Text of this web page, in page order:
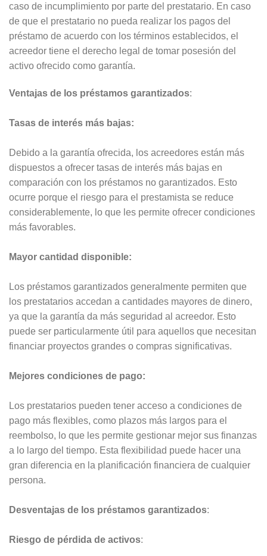
caso de incumplimiento por parte del prestatario. En caso
de que el prestatario no pueda realizar los pagos del
préstamo de acuerdo con los términos establecidos, el
acreedor tiene el derecho legal de tomar posesión del
activo ofrecido como garantía.
Ventajas de los préstamos garantizados:
Tasas de interés más bajas:
Debido a la garantía ofrecida, los acreedores están más
dispuestos a ofrecer tasas de interés más bajas en
comparación con los préstamos no garantizados. Esto
ocurre porque el riesgo para el prestamista se reduce
considerablemente, lo que les permite ofrecer condiciones
más favorables.
Mayor cantidad disponible:
Los préstamos garantizados generalmente permiten que
los prestatarios accedan a cantidades mayores de dinero,
ya que la garantía da más seguridad al acreedor. Esto
puede ser particularmente útil para aquellos que necesitan
financiar proyectos grandes o compras significativas.
Mejores condiciones de pago:
Los prestatarios pueden tener acceso a condiciones de
pago más flexibles, como plazos más largos para el
reembolso, lo que les permite gestionar mejor sus finanzas
a lo largo del tiempo. Esta flexibilidad puede hacer una
gran diferencia en la planificación financiera de cualquier
persona.
Desventajas de los préstamos garantizados:
Riesgo de pérdida de activos: